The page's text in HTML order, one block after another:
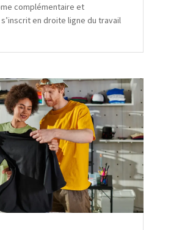
complémentaire et
en droite ligne du travail